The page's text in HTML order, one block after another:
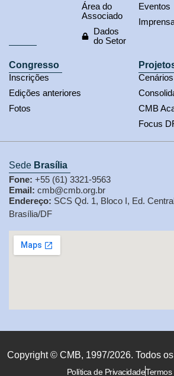
Área do
Associado
Dados
do Setor
Eventos
Congresso
Inscrições
Edições anteriores
Fotos
CMB
Focus
Sede Brasília
Fone: +55 (61) 3321-9563
Email: cmb@cmb.org.br
Endereço: SCS Qd. 1, Bloco I, Ed.
Brasília/DF
Copyright © CMB, 1997/2026. Todos
Política de PrivacidadeTermos